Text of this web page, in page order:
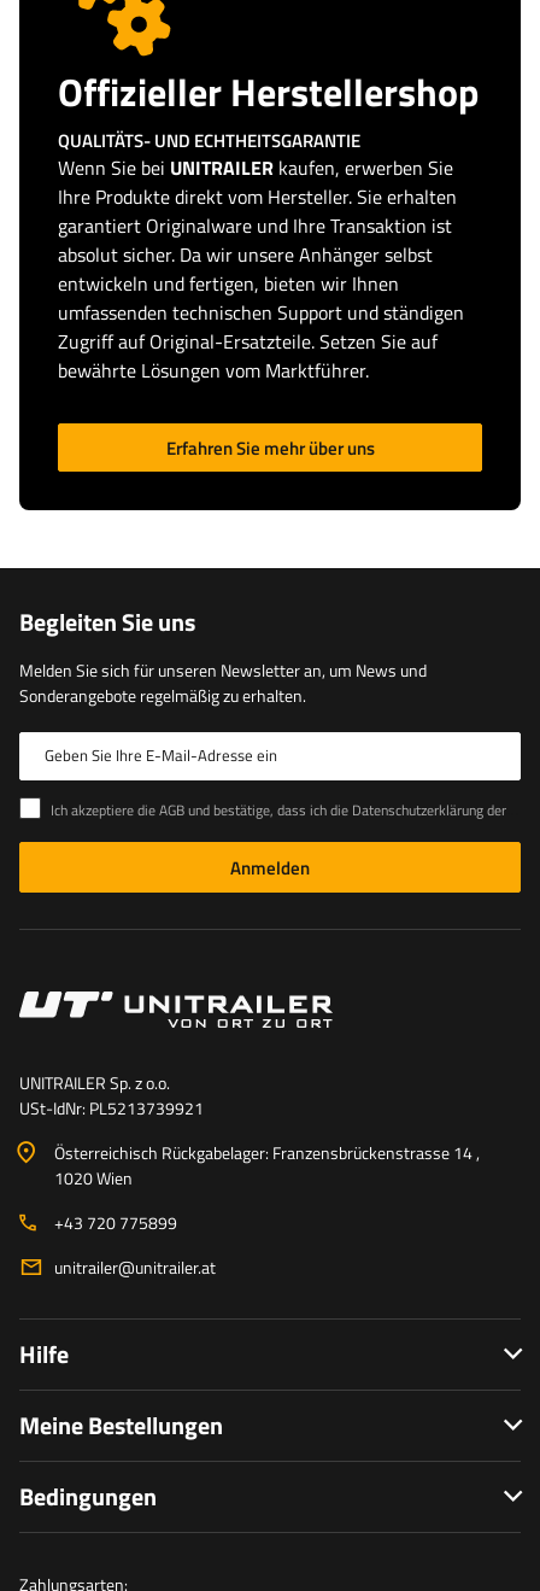
Offizieller Herstellershop
QUALITÄTS- UND ECHTHEITSGARANTIE
Wenn Sie bei UNITRAILER kaufen, erwerben Sie
Ihre Produkte direkt vom Hersteller. Sie erhalten
garantiert Originalware und Ihre Transaktion ist
absolut sicher. Da wir unsere Anhänger selbst
entwickeln und fertigen, bieten wir Ihnen
umfassenden technischen Support und ständigen
Zugriff auf Original-Ersatzteile. Setzen Sie auf
bewährte Lösungen vom Marktführer.
Erfahren Sie mehr über uns
Begleiten Sie uns
Melden Sie sich für unseren Newsletter an, um News und
Sonderangebote regelmäßig zu erhalten.
Geben Sie Ihre E-Mail-Adresse ein
Ich akzeptiere die AGB und bestätige, dass ich die Datenschutzerklärung der Website zur Kenntnis genommen habe
Anmelden
UNITRAILER Sp. z o.o.
USt-IdNr: PL5213739921
Österreichisch Rückgabelager: Franzensbrückenstrasse 14 ,
1020 Wien
+43 720 775899
unitrailer@unitrailer.at
Hilfe
Meine Bestellungen
Bedingungen
Zahlungsarten: